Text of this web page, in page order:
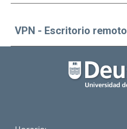
VPN - Escritorio remoto